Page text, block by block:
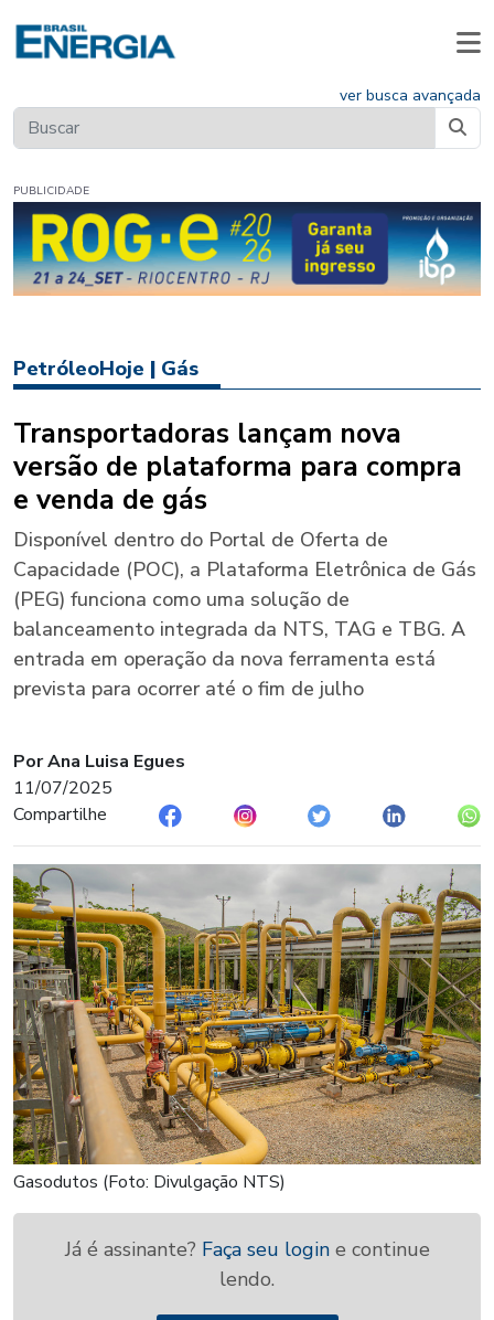
ver busca avançada
PUBLICIDADE
PetróleoHoje | Gás
Transportadoras lançam nova
versão de plataforma para compra
e venda de gás
Disponível dentro do Portal de Oferta de
Capacidade (POC), a Plataforma Eletrônica de Gás
(PEG) funciona como uma solução de
balanceamento integrada da NTS, TAG e TBG. A
entrada em operação da nova ferramenta está
prevista para ocorrer até o fim de julho
Por Ana Luisa Egues
11/07/2025
Compartilhe
Gasodutos (Foto: Divulgação NTS)
Já é assinante? Faça seu login e continue
lendo.